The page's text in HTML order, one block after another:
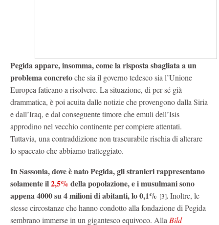
Pegida appare, insomma, come la risposta sbagliata a un
problema concretoche sia il governo tedesco sia l’Unione
Europea faticano a risolvere. La situazione, di per sé già
drammatica, è poi acuita dalle notizie che provengono dalla Siria
e dall’Iraq, e dal conseguente timore che emuli dell’Isis
approdino nel vecchio continente per compiere attentati.
Tuttavia, una contraddizione non trascurabile rischia di alterare
lo spaccato che abbiamo tratteggiato.
In Sassonia, dove è nato Pegida, gli stranieri rappresentano
solamente il2,5% della popolazione, e i musulmani sono
appena 4000 su 4 milioni di abitanti, lo 0,1% [3]. Inoltre, le
stesse circostanze che hanno condotto alla fondazione di Pegida
sembrano immerse in un gigantesco equivoco. Alla Bild